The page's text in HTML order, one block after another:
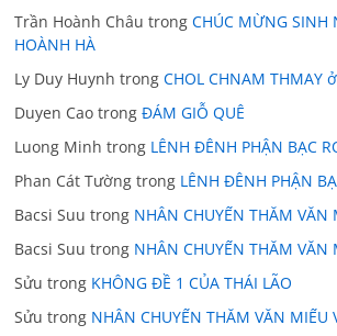
Trần Hoành Châu trongCHÚC MỪNG SINH
HOÀNH HÀ
Ly Duy Huynh trongCHOL CHNAM THMAY
Duyen Cao trongĐÁM GIỖ QUÊ
Luong Minh trong LÊNH ĐÊNH PHẬN BẠC
Phan Cát Tường trong LÊNH ĐÊNH PHẬN
Bacsi Suu trong NHÂN CHUYẾN THĂM VĂN
Bacsi Suu trong NHÂN CHUYẾN THĂM VĂN
Sửu trong KHÔNG ĐỀ 1 CỦA THÁI LÃO
Sửu trong NHÂN CHUYẾN THĂM VĂN MIẾU